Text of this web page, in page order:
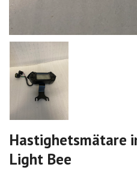
Hastighetsmätare
Light Bee